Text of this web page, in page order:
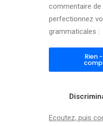
commentaire
perfectionnez
grammaticales :
Rien
Ecoutez, puis